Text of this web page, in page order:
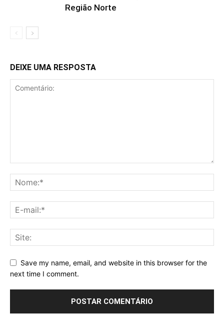
Região Norte
DEIXE UMA RESPOSTA
Save my name, email, and website in this browser for the
next time I comment.